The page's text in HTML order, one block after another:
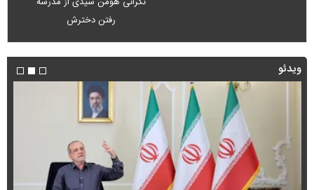
رفتن دخترش
ویدئو